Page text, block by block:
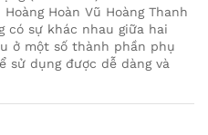
Hoàn Vũ Hoàng Thanh
có sự khác nhau giữa hai
ở một số thành phần phụ
sử dụng được dễ dàng và